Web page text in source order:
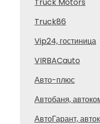
Truck Motors
Truck86
Vip24, гостиница
VIRBACauto
Авто-плюс
Автобаня,
АвтоГарант,